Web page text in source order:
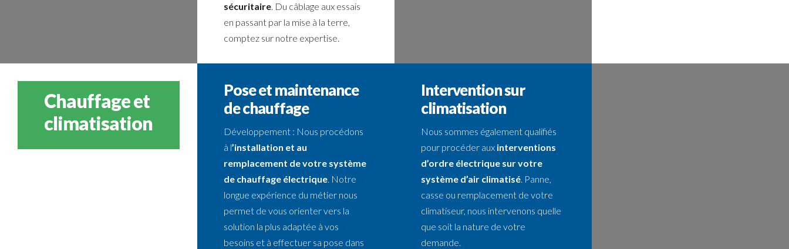
sécuritaire. Du câblage aux essais
en passant par la mise à la terre,
comptez sur notre expertise.
Chauffage et
climatisation
Pose et maintenance
de chauffage
Développement : Nous procédons
à l’installation et au
remplacement de votre système
de chauffage électrique. Notre
longue expérience du métier nous
permet de vous orienter vers la
solution la plus adaptée à vos
besoins et à effectuer sa pose dans
Intervention sur
climatisation
Nous sommes également qualifiés
pour procéder aux interventions
d’ordre électrique sur votre
système d’air climatisé. Panne,
casse ou remplacement de votre
climatiseur, nous intervenons quelle
que soit la nature de votre
demande.